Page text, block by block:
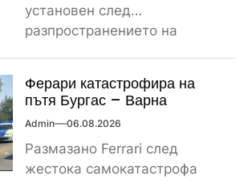
установен след
разпространението на
1000...
Ферари катастрофира на
пътя Бургас – Варна
Admin 06.08.2026
Размазано Ferrari след
жестока самокатастрофа